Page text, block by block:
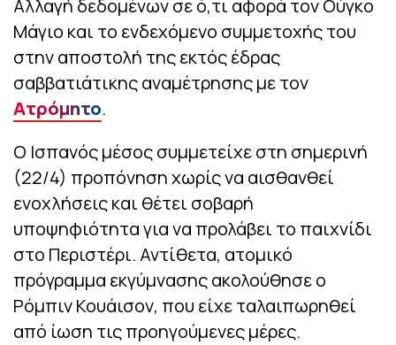
Αλλαγή δεδομένων σε ό,τι αφορά τον Ούγκο
Μάγιο και το ενδεχόμενο συμμετοχής του
στην αποστολή της εκτός έδρας
σαββατιάτικης αναμέτρησης με τον
Ατρόμητο.
Ο Ισπανός μέσος συμμετείχε στη σημερινή
(22/4) προπόνηση χωρίς να αισθανθεί
ενοχλήσεις και θέτει σοβαρή
υποψηφιότητα για να προλάβει το παιχνίδι
στο Περιστέρι. Αντίθετα, ατομικό
πρόγραμμα εκγύμνασης ακολούθησε ο
Ρόμπιν Κουάισον, που είχε ταλαιπωρηθεί
από ίωση τις προηγούμενες μέρες.